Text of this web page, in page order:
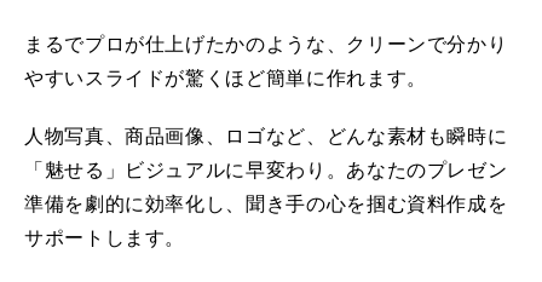
まるでプロが仕上げたかのような、クリーンで分かり
やすいスライドが驚くほど簡単に作れます。
人物写真、商品画像、ロゴなど、どんな素材も瞬時に
「魅せる」ビジュアルに早変わり。あなたのプレゼン
準備を劇的に効率化し、聞き手の心を掴む資料作成を
サポートします。